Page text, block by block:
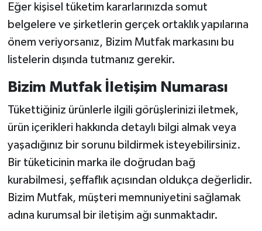
Eğer kişisel tüketim kararlarınızda somut
belgelere ve şirketlerin gerçek ortaklık yapılarına
önem veriyorsanız, Bizim Mutfak markasını bu
listelerin dışında tutmanız gerekir.
Bizim Mutfak İletişim Numarası
Tükettiğiniz ürünlerle ilgili görüşlerinizi iletmek,
ürün içerikleri hakkında detaylı bilgi almak veya
yaşadığınız bir sorunu bildirmek isteyebilirsiniz.
Bir tüketicinin marka ile doğrudan bağ
kurabilmesi, şeffaflık açısından oldukça değerlidir.
Bizim Mutfak, müşteri memnuniyetini sağlamak
adına kurumsal bir iletişim ağı sunmaktadır.